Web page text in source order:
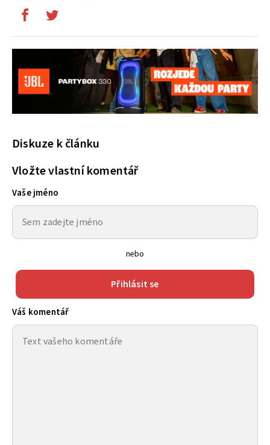
Diskuze k článku
Vložte vlastní komentář
Vaše jméno
nebo
Přihlásit se
Váš komentář